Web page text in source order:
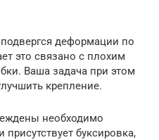
деформации по
это связано с плохим
Ваша задача при этом
крепление.
необходимо
буксировка,